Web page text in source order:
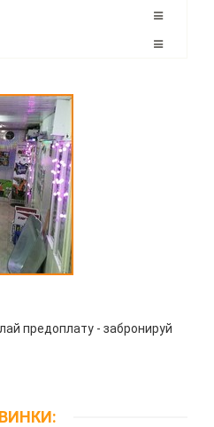
предоплату - забронируй